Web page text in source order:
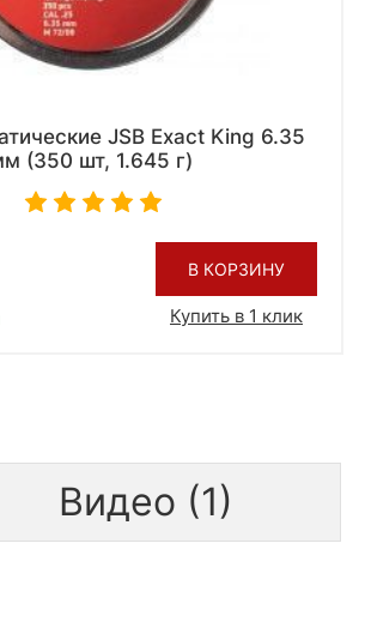
JSB Exact King 6.35
(350 шт, 1.645 г)
В КОРЗИНУ
Купить в 1 клик
Видео (1)